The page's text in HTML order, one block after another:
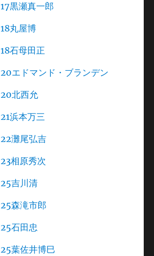
17黒瀬真一郎
18丸屋博
18石母田正
20エドマンド・ブランデン
20北西允
21浜本万三
22灘尾弘吉
23相原秀次
25吉川清
25森滝市郎
25石田忠
25葉佐井博巳